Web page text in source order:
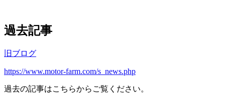
過去記事
旧ブログ
https://www.motor-farm.com/s_news.php
過去の記事はこちらからご覧ください。